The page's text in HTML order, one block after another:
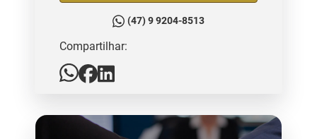
(47) 9 9204-8513
Compartilhar: